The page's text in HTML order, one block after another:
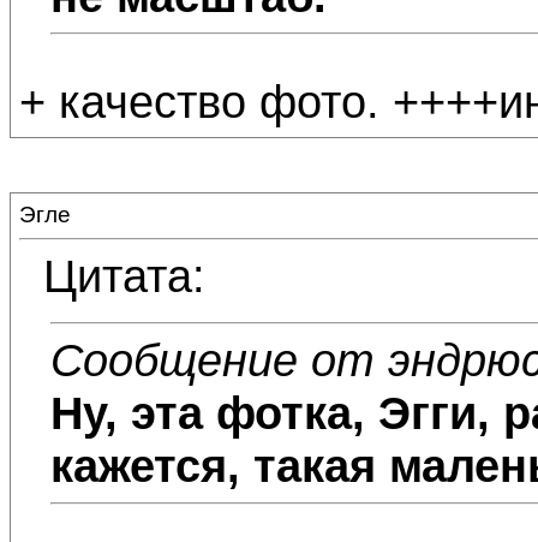
+ качество фото.
Эгле
Цитата:
Сообщение от
Ну, эта фотка, Эгги,
кажется, такая